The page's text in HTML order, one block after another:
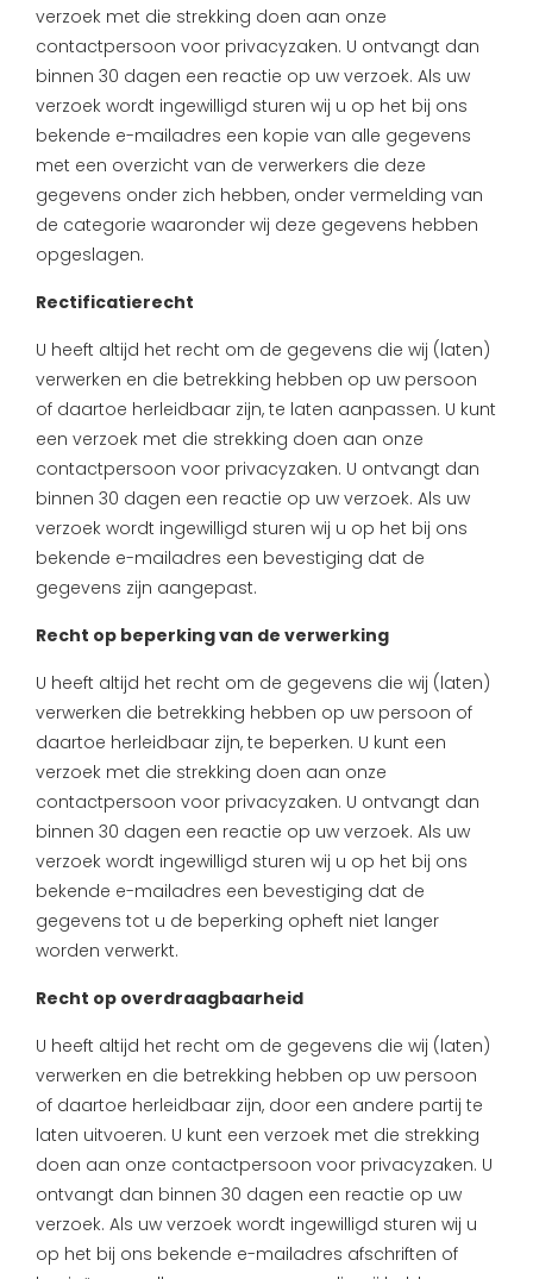
verzoek met die strekking doen aan onze
contactpersoon voor privacyzaken. U ontvangt dan
binnen 30 dagen een reactie op uw verzoek. Als uw
verzoek wordt ingewilligd sturen wij u op het bij ons
bekende e-mailadres een kopie van alle gegevens
met een overzicht van de verwerkers die deze
gegevens onder zich hebben, onder vermelding van
de categorie waaronder wij deze gegevens hebben
opgeslagen.
Rectificatierecht
U heeft altijd het recht om de gegevens die wij (laten)
verwerken en die betrekking hebben op uw persoon
of daartoe herleidbaar zijn, te laten aanpassen. U kunt
een verzoek met die strekking doen aan onze
contactpersoon voor privacyzaken. U ontvangt dan
binnen 30 dagen een reactie op uw verzoek. Als uw
verzoek wordt ingewilligd sturen wij u op het bij ons
bekende e-mailadres een bevestiging dat de
gegevens zijn aangepast.
Recht op beperking van de verwerking
U heeft altijd het recht om de gegevens die wij (laten)
verwerken die betrekking hebben op uw persoon of
daartoe herleidbaar zijn, te beperken. U kunt een
verzoek met die strekking doen aan onze
contactpersoon voor privacyzaken. U ontvangt dan
binnen 30 dagen een reactie op uw verzoek. Als uw
verzoek wordt ingewilligd sturen wij u op het bij ons
bekende e-mailadres een bevestiging dat de
gegevens tot u de beperking opheft niet langer
worden verwerkt.
Recht op overdraagbaarheid
U heeft altijd het recht om de gegevens die wij (laten)
verwerken en die betrekking hebben op uw persoon
of daartoe herleidbaar zijn, door een andere partij te
laten uitvoeren. U kunt een verzoek met die strekking
doen aan onze contactpersoon voor privacyzaken. U
ontvangt dan binnen 30 dagen een reactie op uw
verzoek. Als uw verzoek wordt ingewilligd sturen wij u
op het bij ons bekende e-mailadres afschriften of